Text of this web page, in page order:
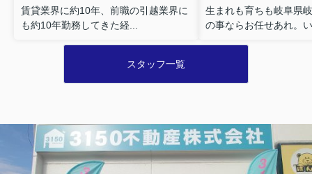
賃貸業界に約10年、前職の引越業界に
も約10年勤務してきた経...
生まれも育ちも岐阜県
の事ならお任せあれ。
スタッフ一覧